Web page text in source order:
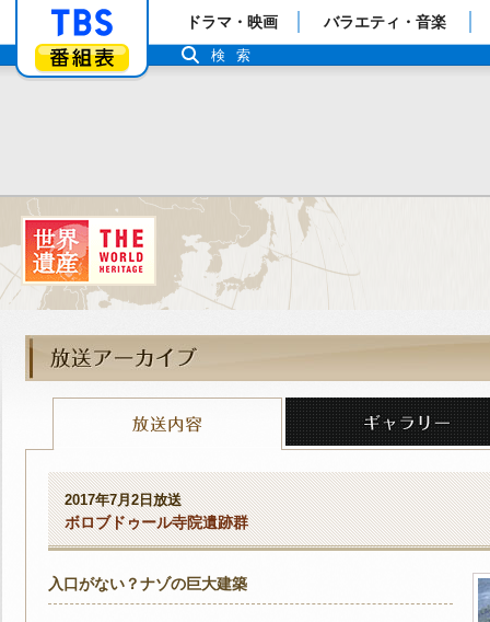
「TBSテレビ」トップページ
番組表
ドラマ・映画 バラエティ・音楽
検索
2017年7月2日放送
ボロブドゥール寺院遺跡群
入口がない？ナゾの巨大建築